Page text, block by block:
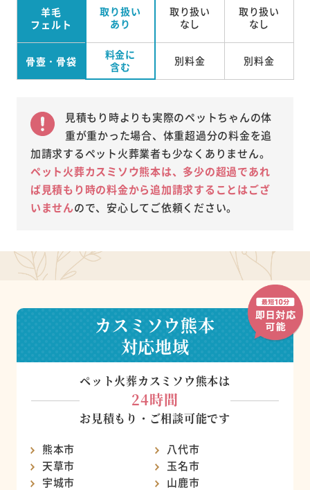
羊毛
フェルト
取り扱い
あり
取り扱い
なし
取り扱い
なし
骨壺・骨袋
料金に
含む
別料金 別料金
見積もり時よりも実際のペットちゃんの体
重が重かった場合、体重超過分の料金を追
加請求するペット火葬業者も少なくありません。
ペット火葬カスミソウ熊本は、多少の超過であれ
ば見積もり時の料金から追加請求することはござ
いませんので、安心してご依頼ください。
カスミソウ熊本
対応地域
ペット火葬カスミソウ熊本は
24時間
お見積もり・ご相談可能です
熊本市
八代市
天草市
玉名市
宇城市
山鹿市